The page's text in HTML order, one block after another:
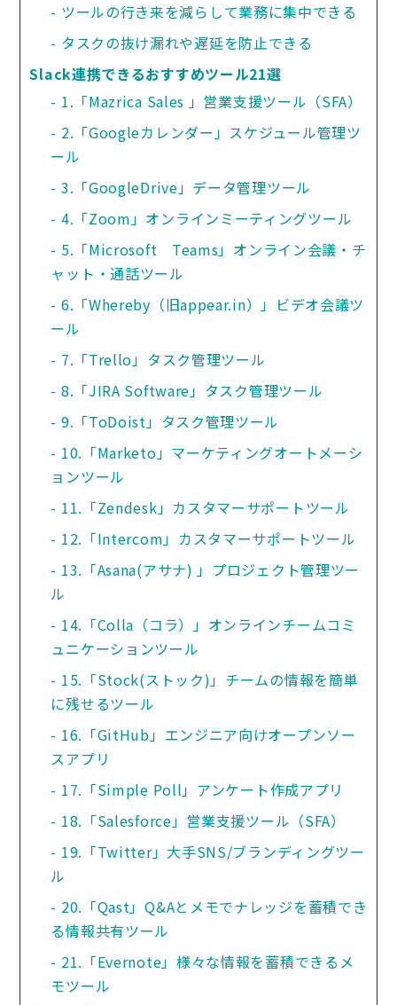
ツールの行き来を減らして業務に集中できる
タスクの抜け漏れや遅延を防止できる
Slack連携できるおすすめツール21選
1.「Mazrica Sales 」営業支援ツール（SFA）
2.「Googleカレンダー」スケジュール管理ツ
ール
3.「GoogleDrive」データ管理ツール
4.「Zoom」オンラインミーティングツール
5.「Microsoft　Teams」オンライン会議・チ
ャット・通話ツール
6.「Whereby（旧appear.in）」ビデオ会議ツ
ール
7.「Trello」タスク管理ツール
8.「JIRA Software」タスク管理ツール
9.「ToDoist」タスク管理ツール
10.「Marketo」マーケティングオートメーシ
ョンツール
11.「Zendesk」カスタマーサポートツール
12.「Intercom」カスタマーサポートツール
13.「Asana(アサナ) 」プロジェクト管理ツー
ル
14.「Colla（コラ）」オンラインチームコミ
ュニケーションツール
15.「Stock(ストック)」チームの情報を簡単
に残せるツール
16.「GitHub」エンジニア向けオープンソー
スアプリ
17.「Simple Poll」アンケート作成アプリ
18.「Salesforce」営業支援ツール（SFA）
19.「Twitter」大手SNS/ブランディングツー
ル
20.「Qast」Q&Aとメモでナレッジを蓄積でき
る情報共有ツール
21.「Evernote」様々な情報を蓄積できるメ
モツール